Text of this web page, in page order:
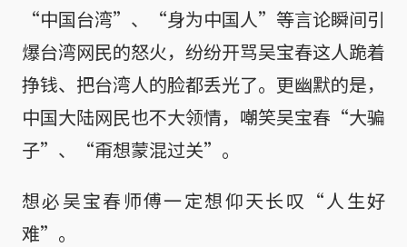
“中国台湾”、“身为中国人”等言论瞬间引
爆台湾网民的怒火，纷纷开骂吴宝春这人跪着
挣钱、把台湾人的脸都丢光了。更幽默的是，
中国大陆网民也不大领情，嘲笑吴宝春“大骗
子”、“甭想蒙混过关”。
想必吴宝春师傅一定想仰天长叹“人生好
难”。